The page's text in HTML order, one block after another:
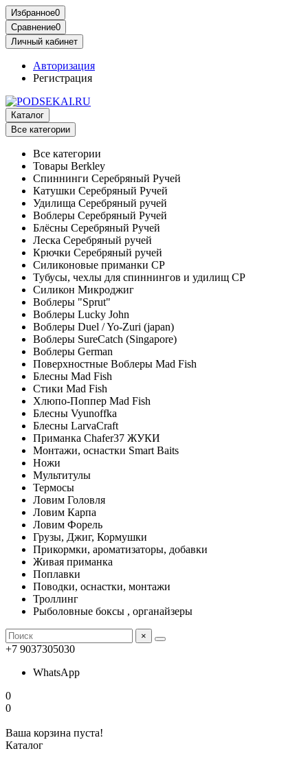
Избранное0
Сравнение0
Личный кабинет
Авторизация
Регистрация
Каталог
Все категории
Все категории
Товары Berkley
Спиннинги Серебряный Ручей
Катушки Серебряный Ручей
Удилища Серебряный ручей
Воблеры Серебряный Ручей
Блёсны Серебряный Ручей
Леска Серебряный ручей
Крючки Серебряный ручей
Силиконовые приманки СР
Тубусы, чехлы для спиннингов и удилищ СР
Силикон Микроджиг
Воблеры "Sprut"
Воблеры Lucky John
Воблеры Duel / Yo-Zuri (japan)
Воблеры SureCatch (Singapore)
Воблеры German
Поверхностные Воблеры Mad Fish
Блесны Mad Fish
Стики Mad Fish
Хлюпо-Поппер Mad Fish
Блесны Vyunoffka
Блесны LarvaCraft
Приманка Chafer37 ЖУКИ
Монтажи, оснастки Smart Baits
Ножи
Мультитулы
Термосы
Ловим Головля
Ловим Карпа
Ловим Форель
Грузы, Джиг, Кормушки
Прикормки, ароматизаторы, добавки
Живая приманка
Поплавки
Поводки, оснастки, монтажи
Троллинг
Рыболовные боксы , органайзеры
×
+7 9037305030
WhatsApp
0
0
Ваша корзина пуста!
Каталог